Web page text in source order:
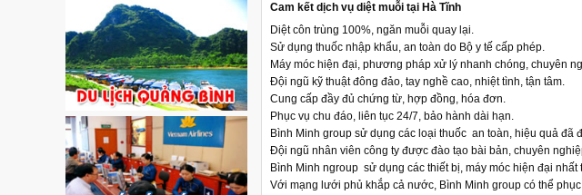
Cam kết dịch vụ diệt muỗi tại Hà Tĩnh
Diệt côn trùng 100%, ngăn muỗi quay lại.
Sử dụng thuốc nhập khẩu, an toàn do Bộ y tế cấp phép.
Máy móc hiện đại, phương pháp xử lý nhanh chóng, chuyên
Đội ngũ kỹ thuật đông đảo, tay nghề cao, nhiệt tình, tận tâm.
Cung cấp đầy đủ chứng từ, hợp đồng, hóa đơn.
Phục vụ chu đáo, liên tục 24/7, bảo hành dài hạn.
Bình Minh group sử dụng các loại thuốc an toàn, hiệu quả đã
Đội ngũ nhân viên công ty được đào tạo bài bản, chuyên
Bình Minh ngroup sử dụng các thiết bị, máy móc hiện đại nhất
Với mạng lưới phủ khắp cả nước, Bình Minh group có thể